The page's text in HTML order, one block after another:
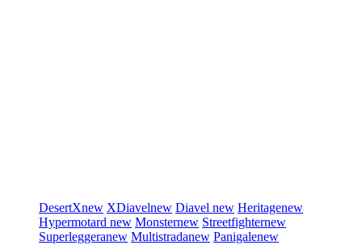
DesertXnew XDiavelnew Diavel new Heritagenew
Hypermotard new Monsternew Streetfighternew
Superleggeranew Multistradanew Panigalenew